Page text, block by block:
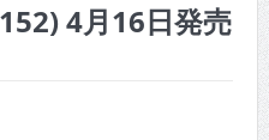
4月16日発売